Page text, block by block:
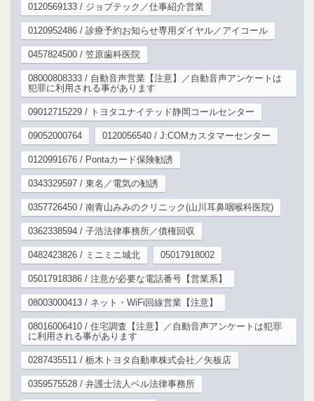
0120569133 / ジョブテック／仕事紹介営業
0120952486 / 診療予約お知らせ専用ダイヤル／アイコール
0457824500 / 笠原歯科医院
08000808333 / 自動音声営業【注意】／自動音声アンケートは
犯罪に利用される事があります
09012715229 / トヨタユナイテッド静岡コールセンター
09052000764 0120056540 / J:COMカスタマーセンター
0120991676 / Pontaカード保険勧誘
0343329597 / 東名／電気の勧誘
0357726450 / 南青山みみのクリニック(山川耳鼻咽喉科医院)
0362338594 / 子浩法律事務所／債権回収
0482423826 / ミニミニ城北 05017918002
05017918386 / 注意が必要な電話番号【営業系】
08003000413 / ネット・WiFi回線営業【注意】
08016006410 / 住宅調査【注意】／自動音声アンケートは犯罪
に利用される事があります
0287435511 / 栃木トヨタ自動車株式会社／矢板店
0359575528 / 弁護士法人ベル法律事務所